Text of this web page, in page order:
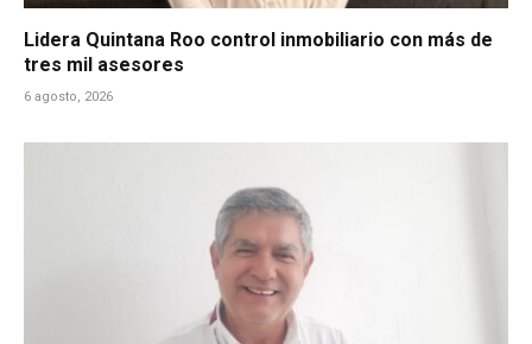
Lidera Quintana Roo control inmobiliario con más de
tres mil asesores
6 agosto, 2026